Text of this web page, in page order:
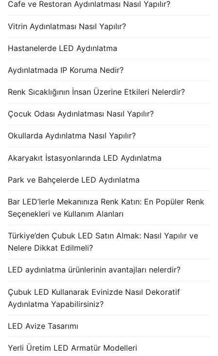
Cafe ve Restoran Aydınlatması Nasıl Yapılır?
Vitrin Aydınlatması Nasıl Yapılır?
Hastanelerde LED Aydınlatma
Aydınlatmada IP Koruma Nedir?
Renk Sıcaklığının İnsan Üzerine Etkileri Nelerdir?
Çocuk Odası Aydınlatması Nasıl Yapılır?
Okullarda Aydınlatma Nasıl Yapılır?
Akaryakıt İstasyonlarında LED Aydınlatma
Park ve Bahçelerde LED Aydınlatma
Bar LED’lerle Mekanınıza Renk Katın: En Popüler Renk
Seçenekleri ve Kullanım Alanları
Türkiye’den Çubuk LED Satın Almak: Nasıl Yapılır ve
Nelere Dikkat Edilmeli?
LED aydınlatma ürünlerinin avantajları nelerdir?
Çubuk LED Kullanarak Evinizde Nasıl Dekoratif
Aydınlatma Yapabilirsiniz?
LED Avize Tasarımı
Yerli Üretim LED Armatür Modelleri